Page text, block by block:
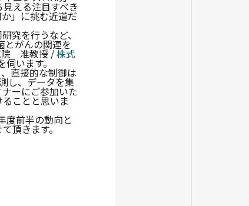
える注目すべき
」に挑む近道だ
究を行うなど、
とがんの関連を
院 准教授 /株式
伺います。
直接的な制御は
し、データを集
ーにご参加いた
ことと思いま
度前半の動向と
頂きます。